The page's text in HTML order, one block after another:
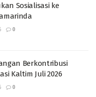
Sosialisasi ke
0
Berkontribusi
Kaltim Juli 2026
0